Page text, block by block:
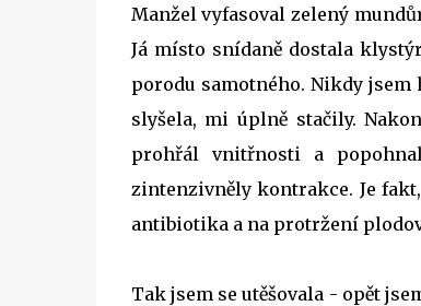
Manžel vyfasoval zelený
Já místo snídaně dostala
porodu samotného. Nikdy
slyšela, mi úplně stačily.
prohřál vnitřnosti a
zintenzivněly kontrakce. Je
antibiotika a na protržení
Tak jsem se utěšovala - opět